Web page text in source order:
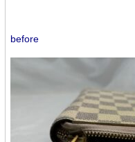
before